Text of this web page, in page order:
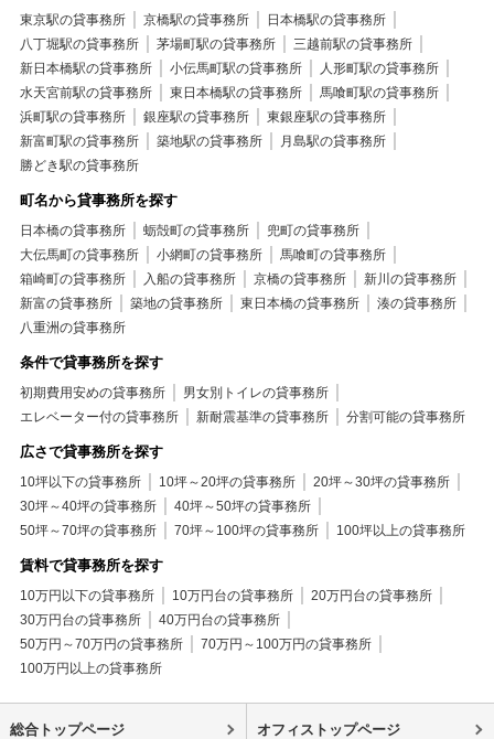
東京駅の貸事務所 京橋駅の貸事務所
日本橋駅の貸事務所
八丁堀駅の貸事務所
茅場町駅の貸事務所
三越前駅の貸事務所
新日本橋駅の貸事務所
小伝馬町駅の貸事務所
人形町駅の貸事務所
水天宮前駅の貸事務所
東日本橋駅の貸事務所
馬喰町駅の貸事務所
浜町駅の貸事務所
銀座駅の貸事務所
東銀座駅の貸事務所
新富町駅の貸事務所
築地駅の貸事務所
月島駅の貸事務所
勝どき駅の貸事務所
町名から貸事務所を探す
日本橋の貸事務所 蛎殻町の貸事務所
兜町の貸事務所
大伝馬町の貸事務所
小網町の貸事務所
馬喰町の貸事務所
箱崎町の貸事務所
入船の貸事務所 京橋の貸事務所
新川の貸事務所
新富の貸事務所
築地の貸事務所 東日本橋の貸事務所
湊の貸事務所
八重洲の貸事務所
条件で貸事務所を探す
初期費用安めの貸事務所
男女別トイレの貸事務所
エレベーター付の貸事務所
新耐震基準の貸事務所 分割可能の貸事務所
広さで貸事務所を探す
10坪以下の貸事務所 10坪～20坪の貸事務所
20坪～30坪の貸事務所
30坪～40坪の貸事務所
40坪～50坪の貸事務所
50坪～70坪の貸事務所
70坪～100坪の貸事務所 100坪以上の貸事務所
賃料で貸事務所を探す
10万円以下の貸事務所 10万円台の貸事務所
20万円台の貸事務所
30万円台の貸事務所
40万円台の貸事務所
50万円～70万円の貸事務所
70万円～100万円の貸事務所
100万円以上の貸事務所
総合トップページ オフィストップページ